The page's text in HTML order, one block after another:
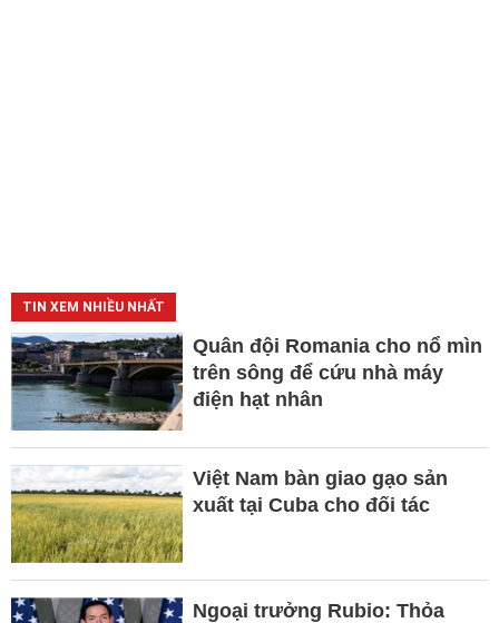
TIN XEM NHIỀU NHẤT
Quân đội Romania cho nổ mìn
trên sông để cứu nhà máy
điện hạt nhân
Việt Nam bàn giao gạo sản
xuất tại Cuba cho đối tác
Ngoại trưởng Rubio: Thỏa